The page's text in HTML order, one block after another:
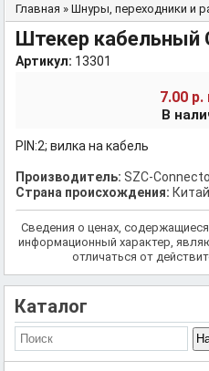
Вы здесь
Главная » Шнуры, переходники и
Штекер кабельный
Артикул: 13301
7.00 р.
В
PIN:2; вилка на кабель
Производитель: SZC-
Страна происхождения: Китай
Сведения о ценах,
информационный характер,
отличаться от
Каталог